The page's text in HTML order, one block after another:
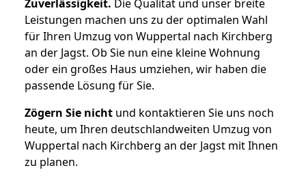
Zuverlässigkeit. Die Qualität und unser breite
Leistungen machen uns zu der optimalen Wahl
für Ihren Umzug von Wuppertal nach Kirchberg
an der Jagst. Ob Sie nun eine kleine Wohnung
oder ein großes Haus umziehen, wir haben die
passende Lösung für Sie.
Zögern Sie nicht und kontaktieren Sie uns noch
heute, um Ihren deutschlandweiten Umzug von
Wuppertal nach Kirchberg an der Jagst mit Ihnen
zu planen.